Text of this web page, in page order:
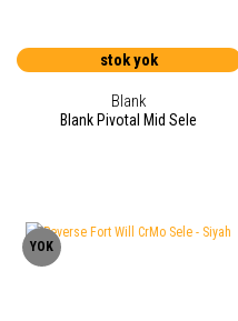
stok yok
Blank
Blank Pivotal Mid Sele
YOK